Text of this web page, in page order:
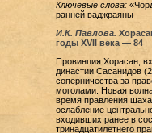
Ключевые слова:
ранней ваджраяны
И.К. Павлова.
годы XVII века — 84
Провинция Хорасан,
династии Сасанидов
соперничества за
моголами. Новая
время правления
ослабление
входивших ранее в
тринадцатилетнего